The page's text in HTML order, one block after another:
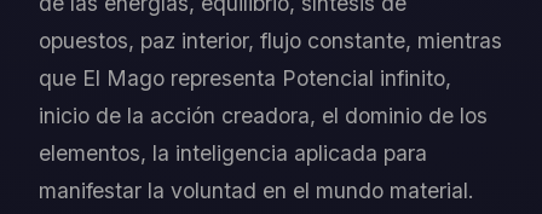
opuestos, paz interior, flujo constante, mientras
que El Mago representa Potencial infinito,
inicio de la acción creadora, el dominio de los
elementos, la inteligencia aplicada para
manifestar la voluntad en el mundo material.